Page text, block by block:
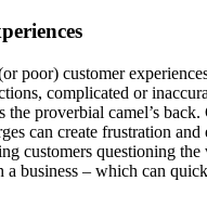
poor) customer
complicated or
the proverbial camel’s
can create frustration and
customers questioning the
a business – which can